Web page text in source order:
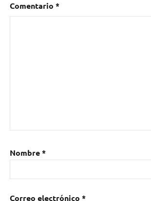
Comentario *
Nombre*
Correo electrónico *